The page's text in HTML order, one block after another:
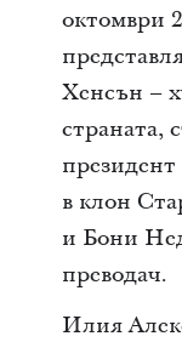
октомври
Хенсън –
страната,
в клон
и Бони
преводач.
Илия